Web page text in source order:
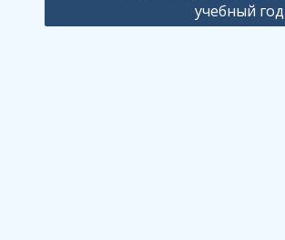
учебный год